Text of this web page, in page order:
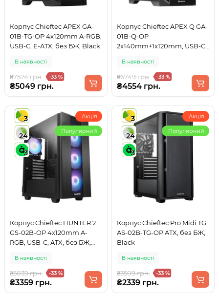
Корпус Chieftec APEX GA-
01B-TG-OP 4x120mm A-RGB,
USB-C, E-ATX, без БЖ, Black
В наявності
₴7574 грн. -33 %
₴5049 грн.
Корпус Chieftec APEX Q GA-
01B-Q-OP
2x140mm+1x120mm, USB-C,
В наявності
₴6749 грн. -33 %
₴4554 грн.
3
24
3
Акція
Популярний
Корпус Chieftec HUNTER 2
GS-02B-OP 4x120mm A-
RGB, USB-C, ATX, без БЖ,
В наявності
₴5039 грн. -33 %
₴3359 грн.
3
24
3
Акція
Популярний
Корпус Chieftec Pro Midi TG
AS-02B-TG-OP ATX, без БЖ,
Black
В наявності
₴3509 грн. -33 %
₴2339 грн.